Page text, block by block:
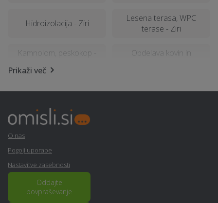
Hidroizolacija - Ziri
Lesena terasa, WPC
terase - Ziri
Kamnolom, peskokop -
Obdelava kovin in
Vrtna lopa, hiška, uta - Ziri
Virtualna in obogatena
resničnost (VR - AR) - Ziri
Prikaži več
O nas
Pogoji uporabe
Nastavitve zasebnosti
Oddajte
povpraševanje